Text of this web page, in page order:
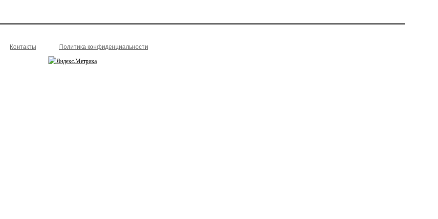
Контакты Политика конфиденциальности